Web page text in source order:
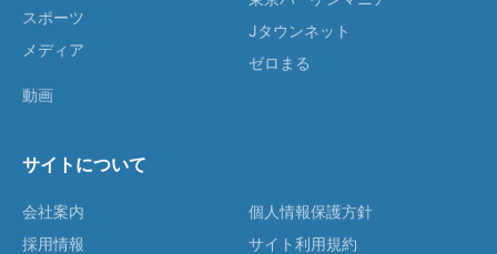
スポーツ
メディア
動画
Jタウンネット
ゼロまる
サイトについて
会社案内
採用情報
個人情報保護方針
サイト利用規約